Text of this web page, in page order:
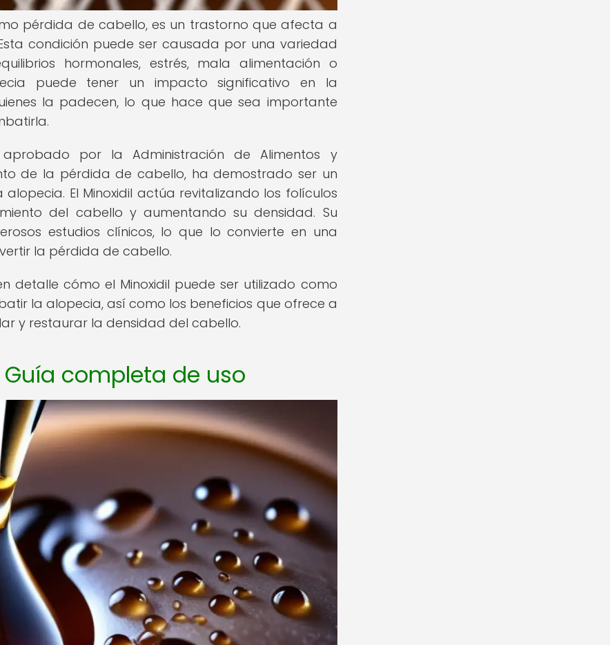
pérdida de cabello, es un trastorno que afecta a
condición puede ser causada por una variedad
hormonales, estrés, mala alimentación o
puede tener un impacto significativo en la
la padecen, lo que hace que sea importante
por la Administración de Alimentos y
de la pérdida de cabello, ha demostrado ser un
El Minoxidil actúa revitalizando los folículos
del cabello y aumentando su densidad. Su
estudios clínicos, lo que lo convierte en una
la pérdida de cabello.
detalle cómo el Minoxidil puede ser utilizado como
la alopecia, así como los beneficios que ofrece a
y restaurar la densidad del cabello.
completa de uso